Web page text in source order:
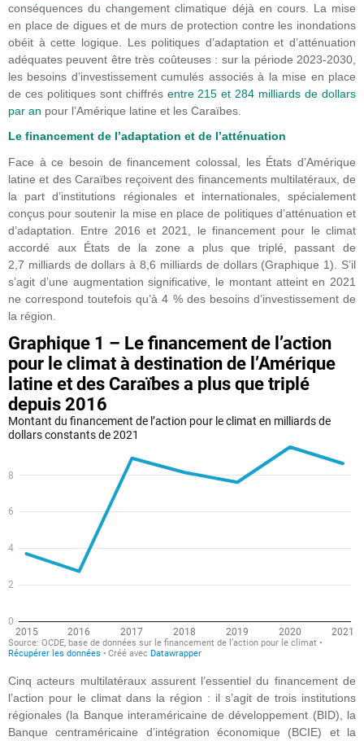
conséquences du changement climatique déjà en cours. La mise
en place de digues et de murs de protection contre les inondations
obéit à cette logique. Les politiques d’adaptation et d’atténuation
adéquates peuvent être très coûteuses : sur la période 2023-2030,
les besoins d’investissement cumulés associés à la mise en place
de ces politiques sont chiffrés entre 215 et 284 milliards de dollars
par an pour l’Amérique latine et les Caraïbes.
Le financement de l’adaptation et de l’atténuation
Face à ce besoin de financement colossal, les États d’Amérique
latine et des Caraïbes reçoivent des financements multilatéraux, de
la part d’institutions régionales et internationales, spécialement
conçus pour soutenir la mise en place de politiques d’atténuation et
d’adaptation. Entre 2016 et 2021, le financement pour le climat
accordé aux États de la zone a plus que triplé, passant de
2,7 milliards de dollars à 8,6 milliards de dollars (Graphique 1). S’il
s’agit d’une augmentation significative, le montant atteint en 2021
ne correspond toutefois qu’à 4 % des besoins d’investissement de
la région.
Cinq acteurs multilatéraux assurent l’essentiel du financement de
l’action pour le climat dans la région : il s’agit de trois institutions
régionales (la Banque interaméricaine de développement (BID), la
Banque centraméricaine d’intégration économique (BCIE) et la